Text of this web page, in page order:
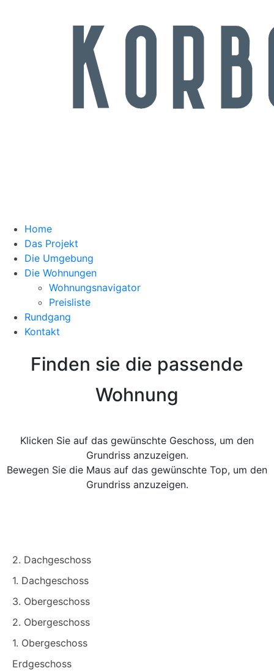
Home
Das Projekt
Die Umgebung
Die Wohnungen
Wohnungsnavigator
Preisliste
Rundgang
Kontakt
Finden sie die passende
Wohnung
Klicken Sie auf das gewünschte Geschoss, um den
Grundriss anzuzeigen.
Bewegen Sie die Maus auf das gewünschte Top, um den
Grundriss anzuzeigen.
2. Dachgeschoss
1. Dachgeschoss
3. Obergeschoss
2. Obergeschoss
1. Obergeschoss
Erdgeschoss